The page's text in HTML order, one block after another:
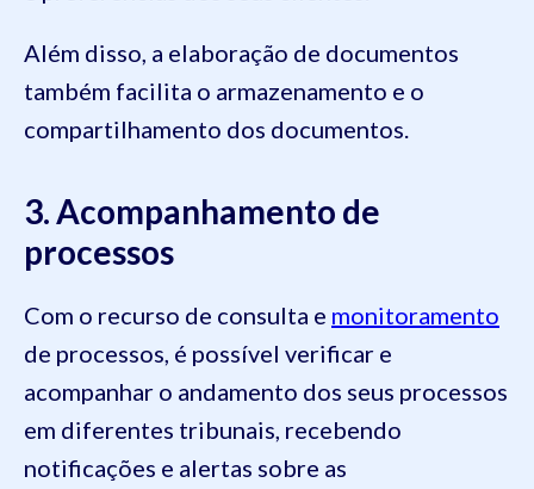
Além disso, a elaboração de documentos
também facilita o armazenamento e o
compartilhamento dos documentos.
3. Acompanhamento de
processos
Com o recurso de consulta e monitoramento
de processos, é possível verificar e
acompanhar o andamento dos seus processos
em diferentes tribunais, recebendo
notificações e alertas sobre as